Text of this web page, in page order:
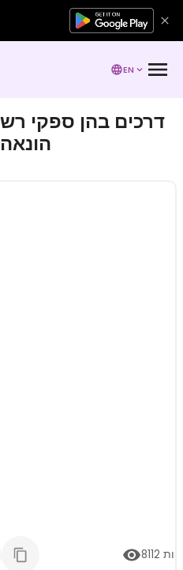
EN
SIM הונאה
8112